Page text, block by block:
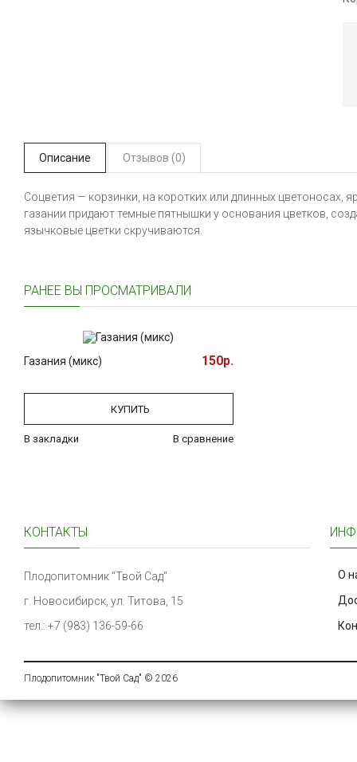
Описание Отзывов (0)
Соцветия — корзинки, на коротких или длинных цветоносах,
газании придают темные пятнышки у основания цветков,
язычковые цветки скручиваются.
РАНЕЕ ВЫ ПРОСМАТРИВАЛИ
Газания (микс) 150р.
КУПИТЬ
В закладки В сравнение
КОНТАКТЫ
Плодопитомник "Твой Сад"
г. Новосибирск, ул. Титова, 15
тел.: +7 (983) 136-59-66
О
Плодопитомник "Твой Сад" © 2026